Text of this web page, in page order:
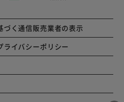
づく通信販売業者の表示
ライバシーポリシー